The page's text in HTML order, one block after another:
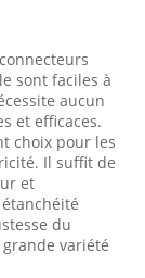
sont faciles à
aucun
et efficaces.
choix pour les
Il suffit de
et
du
variété